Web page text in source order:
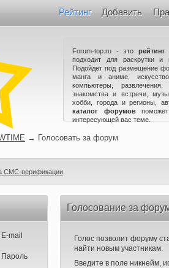
Рейтинг Добавить
Forum-top.ru - это
подходит для раскрутки и
Подойдет под размещение
манга и аниме,
компьютеры,
знакомства и встречи,
хобби, города и регионы,
каталог форумов
интересующей вас теме.
→ Голосовать за форум
СМС-верификации
E-mail
Пароль
Голосование за
Голос позволит форуму
найти новым участникам.
Введите в поле никнейм,